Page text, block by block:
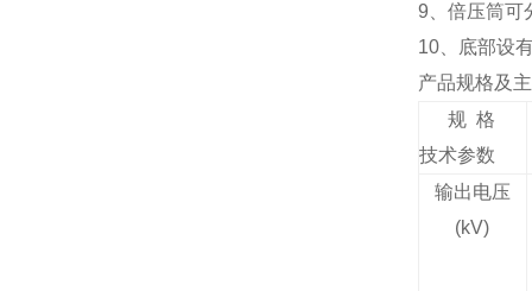
9 、倍压筒
10、底部设
产品规格及
规 格
技术参数
输出电压
(kV)